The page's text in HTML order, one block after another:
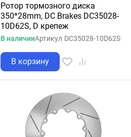
Ротор тормозного диска
350*28mm, DC Brakes DC35028-
10D62S, D крепеж
В наличииАртикул DC35028-10D62S
В корзину